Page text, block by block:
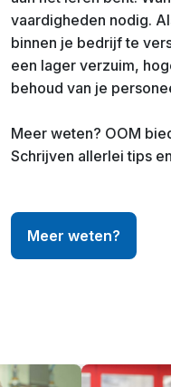
vaardigheden nodig.
binnen je bedrijf te
een lager verzuim,
behoud van je
Meer weten? OOM
Schrijven allerlei tips
Meer weten?